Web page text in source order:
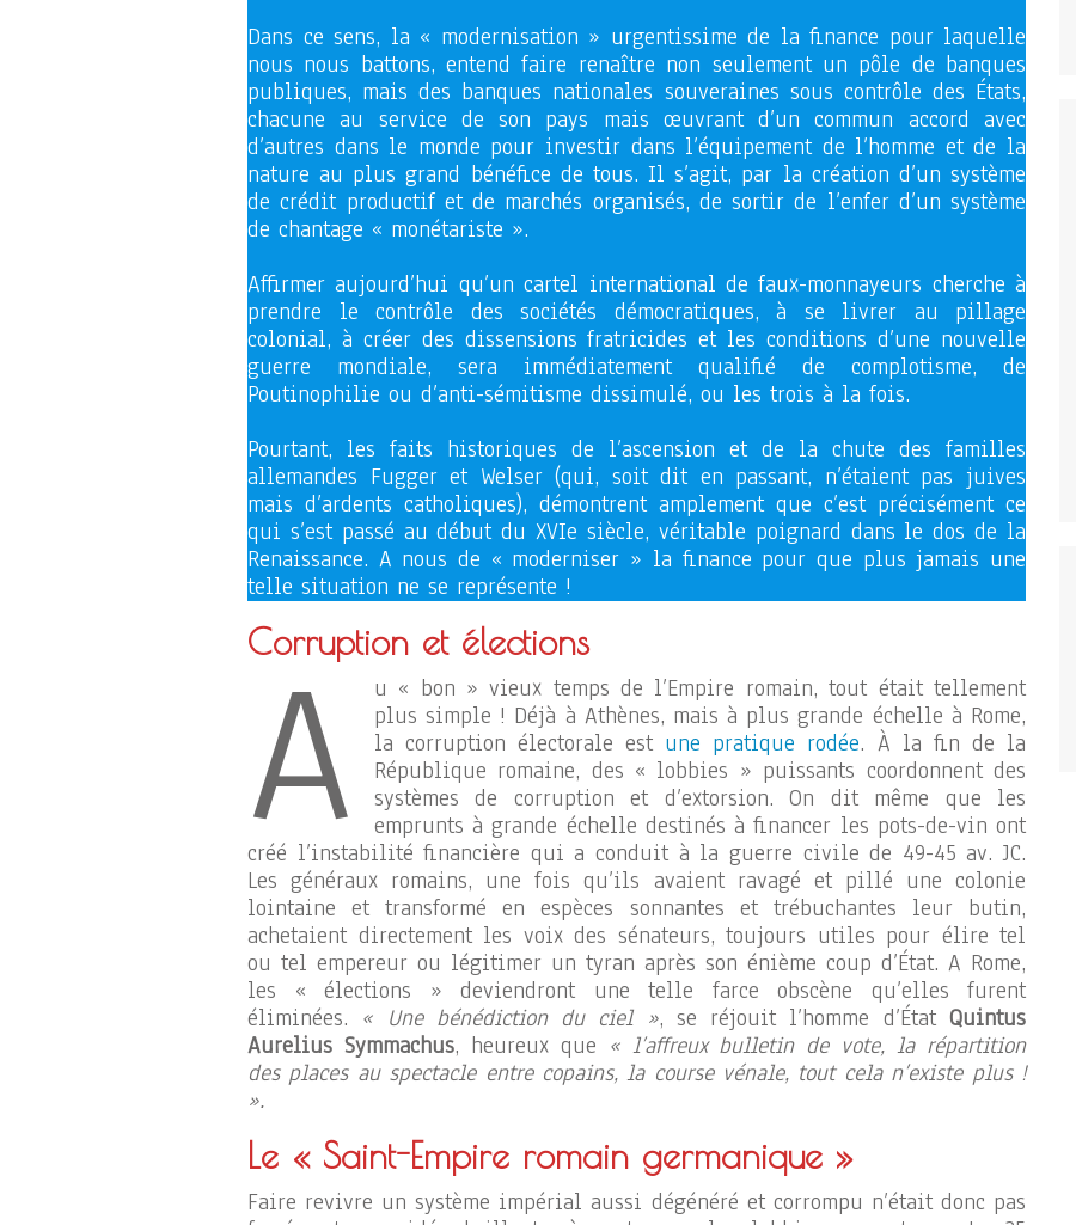
Dans ce sens, la « modernisation » urgentissime de la finance pour laquelle
nous nous battons, entend faire renaître non seulement un pôle de banques
publiques, mais des banques nationales souveraines sous contrôle des États,
chacune au service de son pays mais œuvrant d’un commun accord avec
d’autres dans le monde pour investir dans l’équipement de l’homme et de la
nature au plus grand bénéfice de tous. Il s’agit, par la création d’un système
de crédit productif et de marchés organisés, de sortir de l’enfer d’un système
de chantage « monétariste ».
Affirmer aujourd’hui qu’un cartel international de faux-monnayeurs cherche à
prendre le contrôle des sociétés démocratiques, à se livrer au pillage
colonial, à créer des dissensions fratricides et les conditions d’une nouvelle
guerre mondiale, sera immédiatement qualifié de complotisme, de
Poutinophilie ou d’anti-sémitisme dissimulé, ou les trois à la fois.
Pourtant, les faits historiques de l’ascension et de la chute des familles
allemandes Fugger et Welser (qui, soit dit en passant, n’étaient pas juives
mais d’ardents catholiques), démontrent amplement que c’est précisément ce
qui s’est passé au début du XVIe siècle, véritable poignard dans le dos de la
Renaissance. A nous de « moderniser » la finance pour que plus jamais une
telle situation ne se représente !
Corruption et élections
A
u « bon » vieux temps de l’Empire romain, tout était tellement
plus simple ! Déjà à Athènes, mais à plus grande échelle à Rome,
la corruption électorale est une pratique rodée. À la fin de la
République romaine, des « lobbies » puissants coordonnent des
systèmes de corruption et d’extorsion. On dit même que les
emprunts à grande échelle destinés à financer les pots-de-vin ont
créé l’instabilité financière qui a conduit à la guerre civile de 49-45 av. JC.
Les généraux romains, une fois qu’ils avaient ravagé et pillé une colonie
lointaine et transformé en espèces sonnantes et trébuchantes leur butin,
achetaient directement les voix des sénateurs, toujours utiles pour élire tel
ou tel empereur ou légitimer un tyran après son énième coup d’État. A Rome,
les « élections » deviendront une telle farce obscène qu’elles furent
éliminées. « Une bénédiction du ciel », se réjouit l’homme d’ÉtatQuintus
Aurelius Symmachus, heureux que « l’affreux bulletin de vote, la répartition
des places au spectacle entre copains, la course vénale, tout cela n’existe plus !
».
Le « Saint-Empire romain germanique »
Faire revivre un système impérial aussi dégénéré et corrompu n’était donc pas